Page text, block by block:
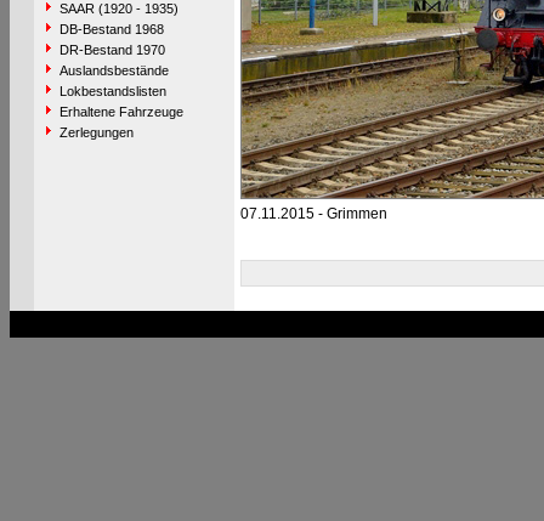
SAAR (1920 - 1935)
DB-Bestand 1968
DR-Bestand 1970
Auslandsbestände
Lokbestandslisten
Erhaltene Fahrzeuge
Zerlegungen
07.11.2015 - Grimmen